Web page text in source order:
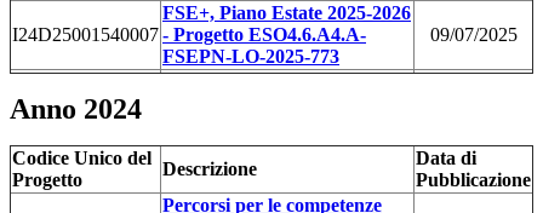
I24D25001540007
FSE+, Piano Estate 2025-2026
- Progetto ESO4.6.A4.A-
FSEPN-LO-2025-773
09/07/2025
Anno 2024
Codice Unico del
Progetto
Descrizione
Data di
Pubblicazione
Percorsi per le competenze